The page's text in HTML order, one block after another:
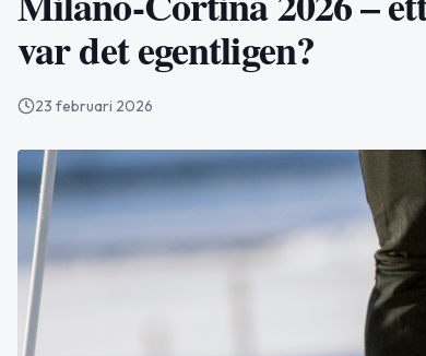
var det egentligen?
23 februari 2026